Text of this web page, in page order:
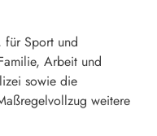
für Sport und
Arbeit und
sowie die
weitere